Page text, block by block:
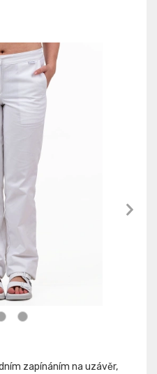
zapínáním na uzávěr,